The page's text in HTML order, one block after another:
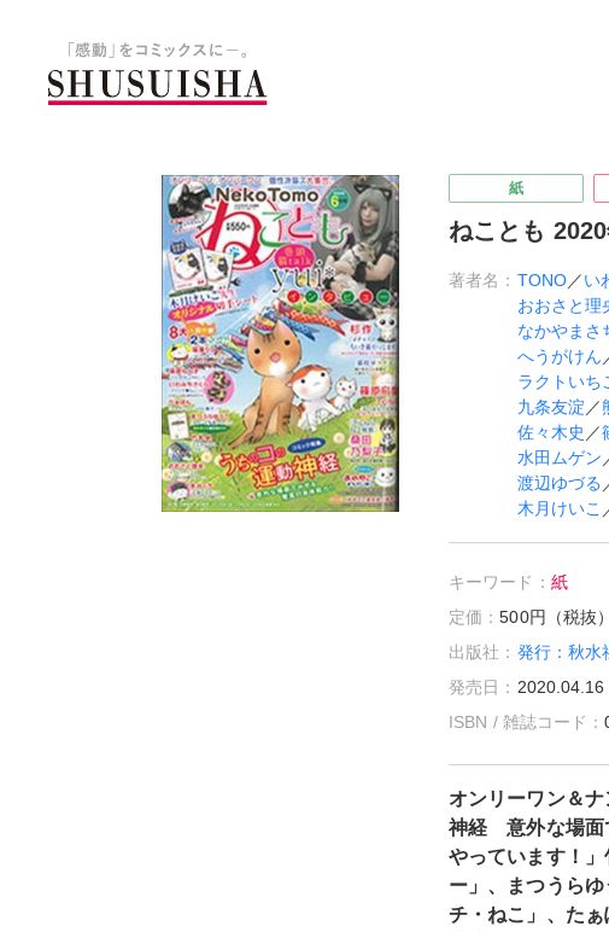
紙
ねことも
著者名： TONO／い
おおさと理
なかやまさ
へうがけん
ラクトいち
九条友淀 ／
佐々木史 ／
水田ムゲン
渡辺ゆづる
木月けいこ
キーワード： 紙
定価：500円（税抜）
出版社： 発行：秋
発売日： 2020.04.16
ISBN / 雑誌コード：
オンリーワン＆
神経 意外な場面
やっています！
ー」、まつうら
チ・ねこ」、た